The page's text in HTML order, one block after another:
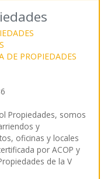
DE PROPIEDADES
Propiedades, somos
y
oficinas y locales
por ACOP y
de la V